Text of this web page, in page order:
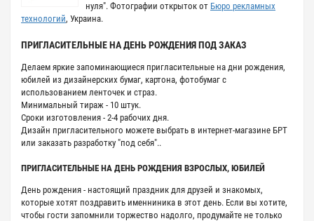
нуля". Фотографии открыток от Бюро рекламных
технологий, Украина.
ПРИГЛАСИТЕЛЬНЫЕ НА ДЕНЬ РОЖДЕНИЯ ПОД ЗАКАЗ
Делаем яркие запоминающиеся пригласительные на дни рождения,
юбилей из дизайнерских бумаг, картона, фотобумаг с
использованием ленточек и страз.
Минимальный тираж - 10 штук.
Сроки изготовления - 2-4 рабочих дня.
Дизайн пригласительного можете выбрать в интернет-магазине БРТ
или заказать разработку "под себя"..
ПРИГЛАСИТЕЛЬНЫЕ НА ДЕНЬ РОЖДЕНИЯ ВЗРОСЛЫХ, ЮБИЛЕЙ
День рождения - настоящий праздник для друзей и знакомых,
которые хотят поздравить именниника в этот день. Если вы хотите,
чтобы гости запомнили торжество надолго, продумайте не только